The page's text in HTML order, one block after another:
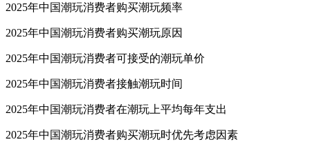
2025年中国潮玩消费者购买潮玩频率
2025年中国潮玩消费者购买潮玩原因
2025年中国潮玩消费者可接受的潮玩单价
2025年中国潮玩消费者接触潮玩时间
2025年中国潮玩消费者在潮玩上平均每年支出
2025年中国潮玩消费者购买潮玩时优先考虑因素